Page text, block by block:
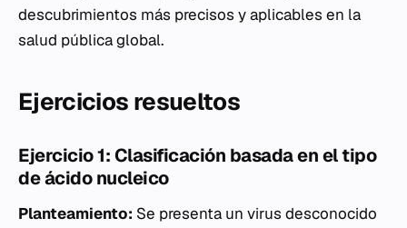
descubrimientos más precisos y aplicables en la
salud pública global.
Ejercicios resueltos
Ejercicio 1: Clasificación basada en el tipo
de ácido nucleico
Planteamiento: Se presenta un virus desconocido